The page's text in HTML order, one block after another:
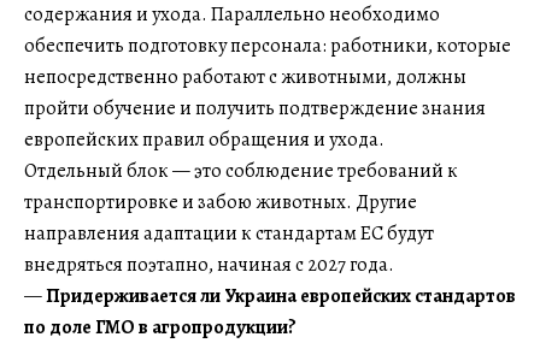
содержания и ухода. Параллельно необходимо
обеспечить подготовку персонала: работники, которые
непосредственно работают с животными, должны
пройти обучение и получить подтверждение знания
европейских правил обращения и ухода.
Отдельный блок — это соблюдение требований к
транспортировке и забою животных. Другие
направления адаптации к стандартам ЕС будут
внедряться поэтапно, начиная с 2027 года.
—Придерживается ли Украина европейских стандартов
по доле ГМО в агропродукции?